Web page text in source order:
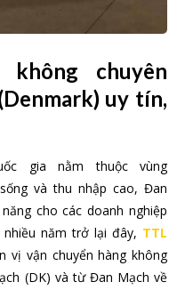
không chuyên
uy tín,
gia nằm thuộc vùng
và thu nhập cao, Đan
cho các doanh nghiệp
năm trở lại đây, TTL
vận chuyển hàng không
(DK) và từ Đan Mạch về